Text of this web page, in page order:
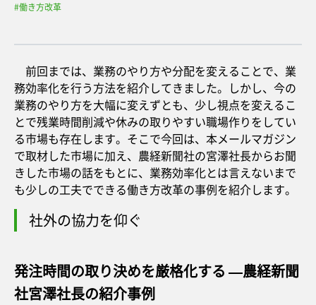
#働き方改革
前回までは、業務のやり方や分配を変えることで、業
務効率化を行う方法を紹介してきました。しかし、今の
業務のやり方を大幅に変えずとも、少し視点を変えるこ
とで残業時間削減や休みの取りやすい職場作りをしてい
る市場も存在します。そこで今回は、本メールマガジン
で取材した市場に加え、農経新聞社の宮澤社長からお聞
きした市場の話をもとに、業務効率化とは言えないまで
も少しの工夫でできる働き方改革の事例を紹介します。
社外の協力を仰ぐ
発注時間の取り決めを厳格化する —農経新聞
社宮澤社長の紹介事例